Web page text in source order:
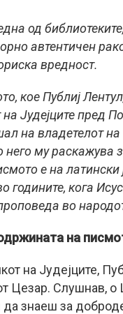
од
автентичен
вредност.
кое Публиј
Јудејците пред
на владетелот
него му раскажува
е на латински
годините, кога
во
на
на Јудејците,
Цезар. Слушнав, о
знаеш за